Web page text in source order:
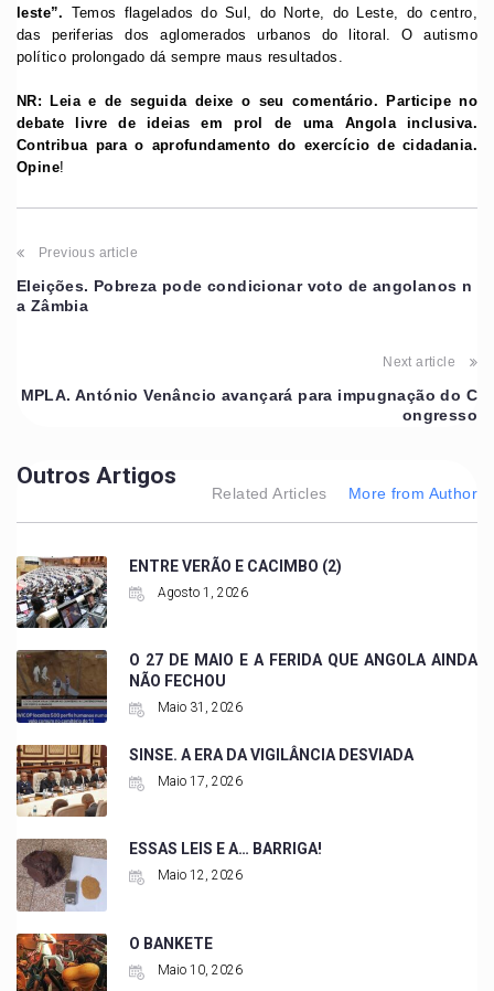
leste”. Temos flagelados do Sul, do Norte, do Leste, do centro,
das periferias dos aglomerados urbanos do litoral. O autismo
político prolongado dá sempre maus resultados.
NR: Leia e de seguida deixe o seu comentário. Participe no
debate livre de ideias em prol de uma Angola inclusiva.
Contribua para o aprofundamento do exercício de cidadania.
Opine!
Previous article
Eleições. Pobreza pode condicionar voto de angolanos n
a Zâmbia
Next article
MPLA. António Venâncio avançará para impugnação do C
ongresso
Outros Artigos
Related Articles More from Author
ENTRE VERÃO E CACIMBO (2)
Agosto 1, 2026
O 27 DE MAIO E A FERIDA QUE ANGOLA AINDA
NÃO FECHOU
Maio 31, 2026
SINSE. A ERA DA VIGILÂNCIA DESVIADA
Maio 17, 2026
ESSAS LEIS E A… BARRIGA!
Maio 12, 2026
O BANKETE
Maio 10, 2026